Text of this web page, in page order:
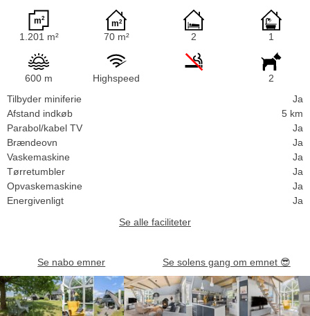
1.201 m² 70 m² 2 1
600 m Highspeed
2
Tilbyder miniferie
Ja
Afstand indkøb
5 km
Parabol/kabel TV
Ja
Brændeovn
Ja
Vaskemaskine
Ja
Tørretumbler
Ja
Opvaskemaskine
Ja
Energivenligt
Ja
Se alle faciliteter
Se nabo emner Se solens gang om emnet 😎